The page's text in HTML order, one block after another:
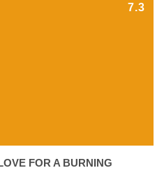
7.3
FOR A BURNING